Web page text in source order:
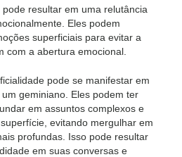
resultar em uma relutância
Eles podem
superficiais para evitar a
com a abertura emocional.
pode se manifestar em
geminiano. Eles podem ter
em assuntos complexos e
evitando mergulhar em
profundas. Isso pode resultar
em suas conversas e